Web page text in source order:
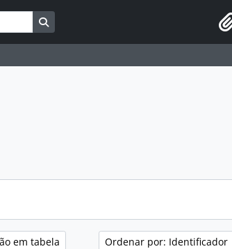
Busque na página de navegação
em tabela Ordenar por: Identificador